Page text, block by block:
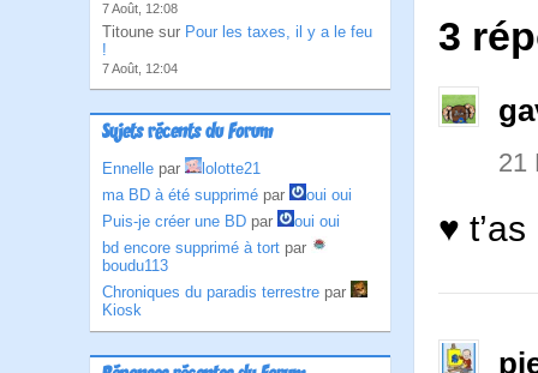
7 Août, 12:08
Titoune sur Pour les taxes, il y a le feu
!
7 Août, 12:04
Sujets récents du Forum
Ennelle par
lolotte21
ma BD à été supprimé par
oui oui
Puis-je créer une BD par
oui oui
bd encore supprimé à tort par
boudu113
Chroniques du paradis terrestre par
Kiosk
3
21
♥